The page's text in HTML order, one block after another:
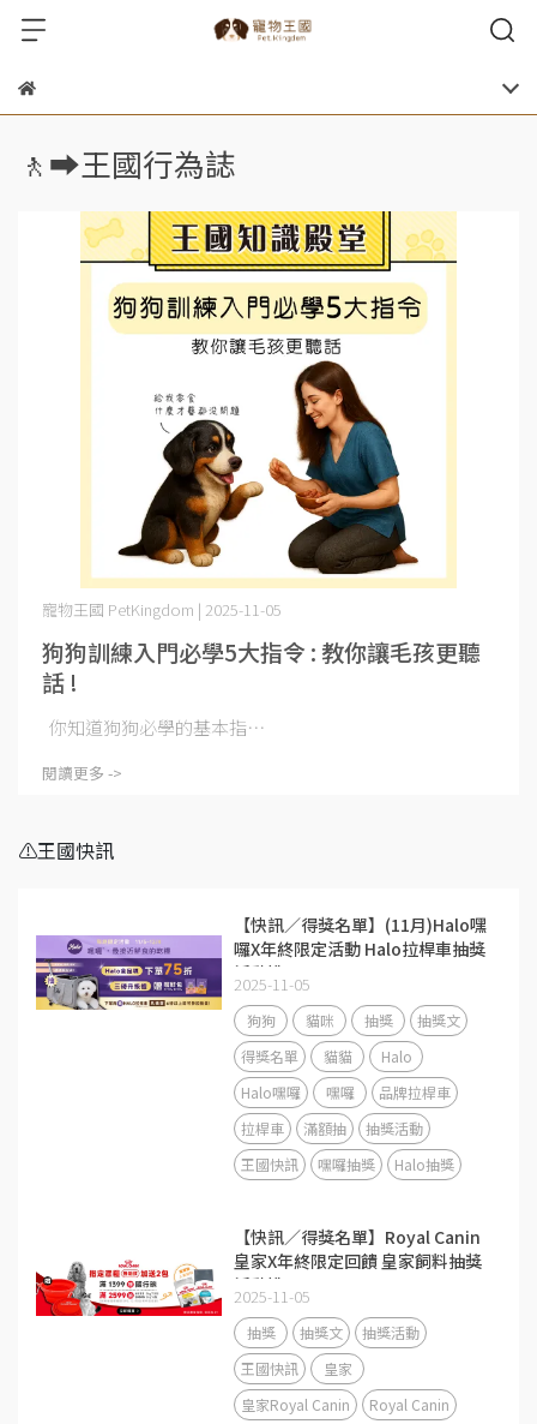
🚶‍➡️王國行為誌
狗狗訓練入門必學5大指令 : 教你讓毛孩更聽
話 !
寵物王國 PetKingdom | 2025-11-05
你知道狗狗必學的基本指⋯
閱讀更多 ->
⚠️王國快訊
【快訊／得獎名單】(11月)Halo嘿
囉X年終限定活動 Halo拉桿車抽獎
活動說明
2025-11-05
狗狗 貓咪 抽獎
抽獎文
得獎名單
貓貓
Halo
Halo嘿囉
嘿囉
品牌拉桿車
拉桿車
滿額抽
抽獎活動
王國快訊
嘿囉抽獎 Halo抽獎
【快訊／得獎名單】Royal Canin
皇家X年終限定回饋 皇家飼料抽獎
活動說明
2025-11-05
抽獎 抽獎文
抽獎活動
王國快訊
皇家
皇家Royal Canin
Royal Canin